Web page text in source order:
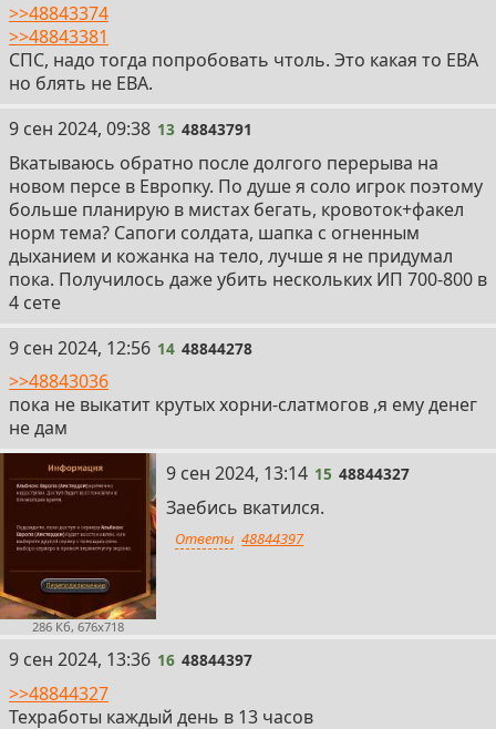
>>48843374
>>48843381
СПС, надо тогда попробовать чтоль. Это какая то ЕВА
но блять не ЕВА.
13
9 сен 2024, 09:38 13 48843791
Вкатываюсь обратно после долгого перерыва на
новом персе в Европку. По душе я соло игрок поэтому
больше планирую в мистах бегать, кровоток+факел
норм тема? Сапоги солдата, шапка с огненным
дыханием и кожанка на тело, лучше я не придумал
пока. Получилось даже убить нескольких ИП 700-800 в
4 сете
14
9 сен 2024, 12:56 14 48844278
>>48843036
пока не выкатит крутых хорни-слатмогов ,я ему денег
не дам
286 Кб, 676x718
15
9 сен 2024, 13:14 15 48844327
Заебись вкатился.
Ответы 48844397
16
9 сен 2024, 13:36 16 48844397
>>48844327
Техработы каждый день в 13 часов